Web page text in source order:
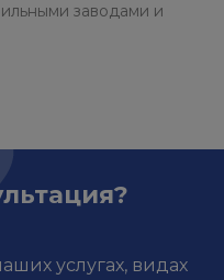
заводами и
услугах, видах